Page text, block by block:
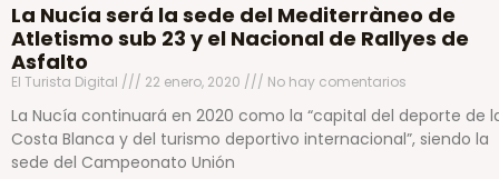
La Nucía será la sede del Mediterràneo de
Atletismo sub 23 y el Nacional de Rallyes de
Asfalto
El Turista Digital 22 enero, 2020 No hay comentarios
La Nucía continuará en 2020 como la “capital del deporte de
Costa Blanca y del turismo deportivo internacional”, siendo la
sede del Campeonato Unión